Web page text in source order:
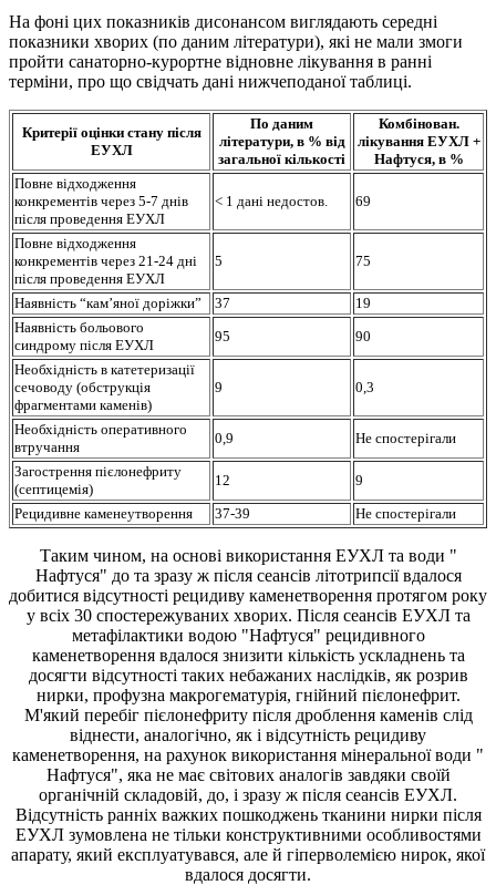
Hа фонi цих показникiв дисонансом виглядають середнi
показники хворих (по даним лiтератури), якi не мали змоги
пройти санаторно-курортне вiдновне лiкування в раннi
термiни, про що свідчать дані нижчеподаної таблиці.
Критерії оцінки стану після
ЕУХЛ
По даним
літератури, в % від
загальної кількості
Комбінован.
лікування ЕУХЛ +
Нафтуся, в %
Повне відходження
конкрементів через 5-7 днів
після проведення ЕУХЛ
< 1 дані недостов. 69
Повне відходження
конкрементів через 21-24 дні
після проведення ЕУХЛ
5 75
Наявність “кам’яної доріжки” 37
19
Наявність больового
синдрому після ЕУХЛ
95
90
Необхідність в катетеризації
сечоводу (обструкція
фрагментами каменів)
9 0,3
Необхідність оперативного
втручання
0,9
Не спостерігали
Загострення пієлонефриту
(септицемія)
12
9
Рецидивне каменеутворення
37-39 Не спостерігали
Таким чином, на основі використання ЕУХЛ та води "
Нафтуся" до та зразу ж після сеансів літотрипсії вдалося
добитися відсутності рецидиву каменетворення протягом року
у всіх 30 спостережуваних хворих. Після сеансів ЕУХЛ та
метафілактики водою "Нафтуся" рецидивного
каменетворення вдалося знизити кількість ускладнень та
досягти відсутності таких небажаних наслідків, як розрив
нирки, профузна макрогематурія, гнійний пієлонефрит.
М'який перебіг пієлонефриту після дроблення каменів слід
віднести, аналогічно, як і відсутність рецидиву
каменетворення, на рахунок використання мінеральної води "
Нафтуся", яка не має світових аналогів завдяки своїй
органічній складовій, до, і зразу ж після сеансів ЕУХЛ.
Відсутність ранніх важких пошкоджень тканини нирки після
ЕУХЛ зумовлена не тільки конструктивними особливостями
апарату, який експлуатувався, але й гіперволемією нирок, якої
вдалося досягти.